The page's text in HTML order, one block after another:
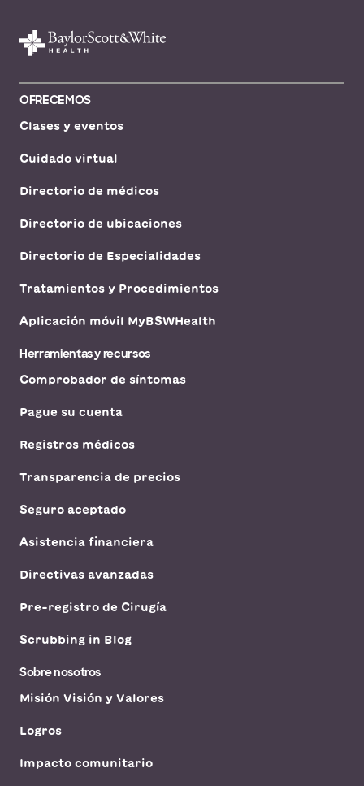
OFRECEMOS
Clases y eventos
Cuidado virtual
Directorio de médicos
Directorio de ubicaciones
Directorio de Especialidades
Tratamientos y Procedimientos
Aplicación móvil MyBSWHealth
Herramientas y recursos
Comprobador de síntomas
Pague su cuenta
Registros médicos
Transparencia de precios
Seguro aceptado
Asistencia financiera
Directivas avanzadas
Pre-registro de Cirugía
Scrubbing in Blog
Sobre nosotros
Misión Visión y Valores
Logros
Impacto comunitario